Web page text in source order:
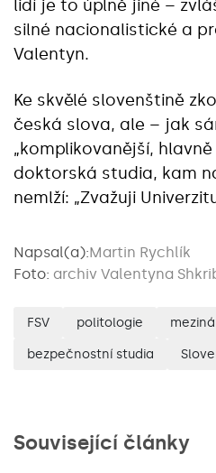
lidí je to úplně jiné –
silné nacionalistické a
Valentyn.
Ke skvělé slovenštině
česká slova, ale – jak
„komplikovanější,
doktorská studia, kam
nemlží: „Zvažuji
Napsal(a):Martin Rychlík
Foto: archiv Valentyna
FSV politologie
bezpečnostní studia
Související články